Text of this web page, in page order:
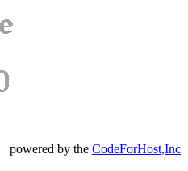
| powered by the CodeForHost,Inc